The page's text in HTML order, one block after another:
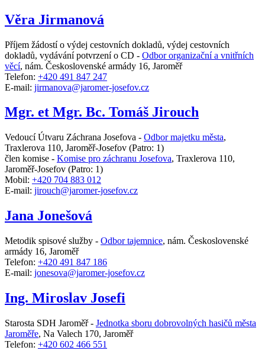
Věra Jirmanová
Příjem žádostí o výdej cestovních dokladů, výdej cestovních
dokladů, vydávání potvrzení o CD - Odbor organizační a vnitřních
věcí, nám. Československé armády 16, Jaroměř
Telefon: +420 491 847 247
E-mail: jirmanova@jaromer-josefov.cz
Mgr. et Mgr. Bc. Tomáš Jirouch
Vedoucí Útvaru Záchrana Josefova - Odbor majetku města,
Traxlerova 110, Jaroměř-Josefov (Patro: 1)
člen komise - Komise pro záchranu Josefova, Traxlerova 110,
Jaroměř-Josefov (Patro: 1)
Mobil: +420 704 883 012
E-mail: jirouch@jaromer-josefov.cz
Jana Jonešová
Metodik spisové služby - Odbor tajemnice, nám. Československé
armády 16, Jaroměř
Telefon: +420 491 847 186
E-mail: jonesova@jaromer-josefov.cz
Ing. Miroslav Josefi
Starosta SDH Jaroměř - Jednotka sboru dobrovolných hasičů města
Jaroměře, Na Valech 170, Jaroměř
Telefon: +420 602 466 551